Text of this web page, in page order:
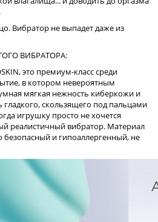
Вибратор не выпадет даже из
ВИБРАТОРА:
это премиум-класс среди
в котором невероятным
мягкая нежность киберкожи и
гладкого, скользящего под пальцами
игрушку просто не хочется
реалистичный вибратор. Материал
безопасный и гипоаллергенный, не